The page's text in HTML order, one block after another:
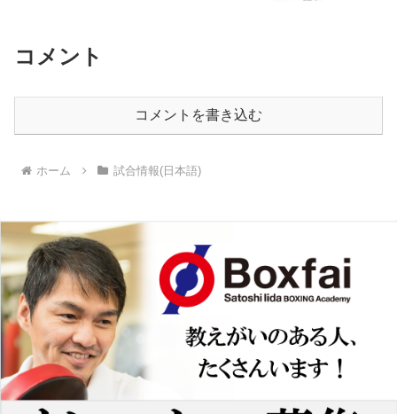
コメント
コメントを書き込む
ホーム 試合情報(日本語)